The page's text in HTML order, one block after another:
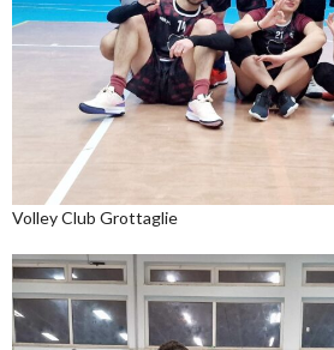
Volley Club Grottaglie